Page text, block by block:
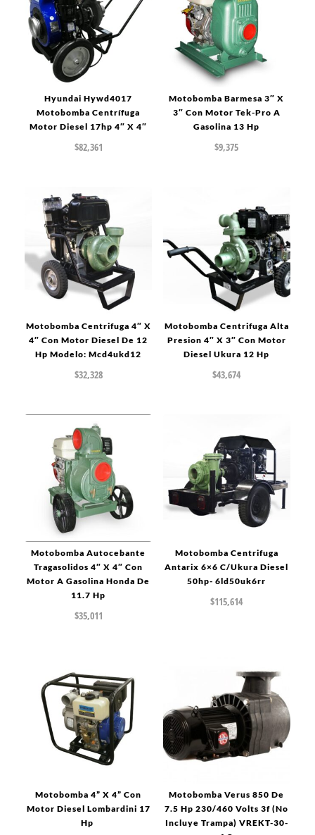
Hyundai Hywd4017
Motobomba Centrífuga
Motor Diesel 17hp 4″ X 4″
$82,361
Motobomba Barmesa 3″ X
3″ Con Motor Tek-Pro A
Gasolina 13 Hp
$9,375
Motobomba Centrifuga 4″ X
4″ Con Motor Diesel De 12
Hp Modelo: Mcd4ukd12
$32,328
Motobomba Centrifuga Alta
Presion 4″ X 3″ Con Motor
Diesel Ukura 12 Hp
$43,674
Motobomba Autocebante
Tragasolidos 4″ X 4″ Con
Motor A Gasolina Honda De
11.7 Hp
$35,011
Motobomba Centrifuga
Antarix 6×6 C/Ukura Diesel
50hp- 6ld50uk6rr
$115,614
Motobomba 4” X 4” Con
Motor Diesel Lombardini 17
Hp
Motobomba Verus 850 De
7.5 Hp 230/460 Volts 3f (No
Incluye Trampa) VREKT-30-